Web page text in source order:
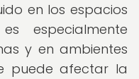
en los espacios
especialmente
y en ambientes
puede afectar la